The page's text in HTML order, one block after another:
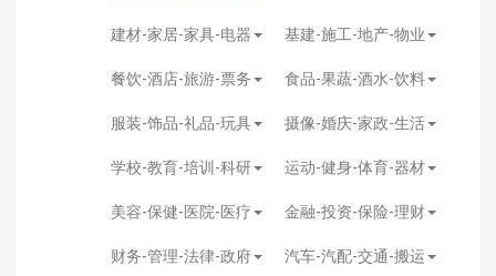
建材-家居-家具-电器 基建-施工-地产-物业
餐饮-酒店-旅游-票务 食品-果蔬-酒水-饮料
服装-饰品-礼品-玩具 摄像-婚庆-家政-生活
学校-教育-培训-科研 运动-健身-体育-器材
美容-保健-医院-医疗 金融-投资-保险-理财
财务-管理-法律-政府 汽车-汽配-交通-搬运